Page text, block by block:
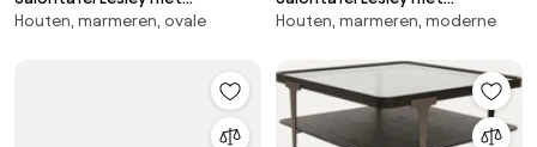
marmerlook
Houten, marmeren, ovale
marmerlook
Houten, marmeren, moderne